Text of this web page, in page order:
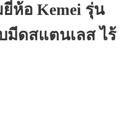
ห้อ Kemei รุ่น
มีดสแตนเลส ไร้